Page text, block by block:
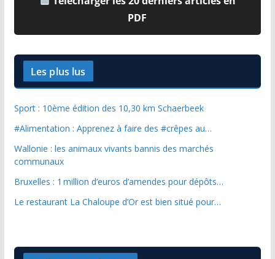
PDF
Les plus lus
Sport : 10ème édition des 10,30 km Schaerbeek
#Alimentation : Apprenez à faire des #crêpes au…
Wallonie : les animaux vivants bannis des marchés
communaux
Bruxelles : 1 million d’euros d’amendes pour dépôts…
Le restaurant La Chaloupe d’Or est bien situé pour…